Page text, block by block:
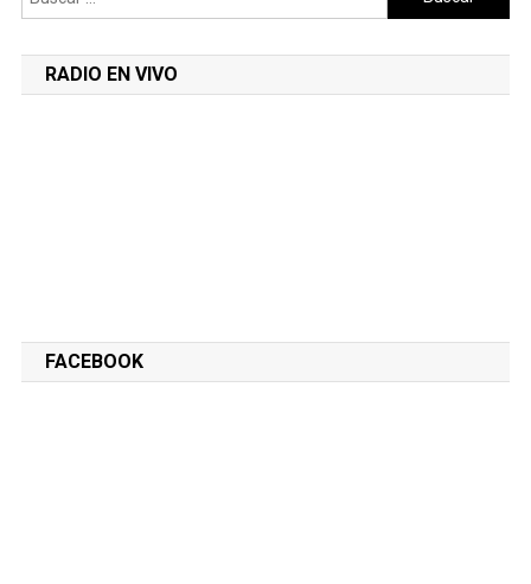
RADIO EN VIVO
FACEBOOK